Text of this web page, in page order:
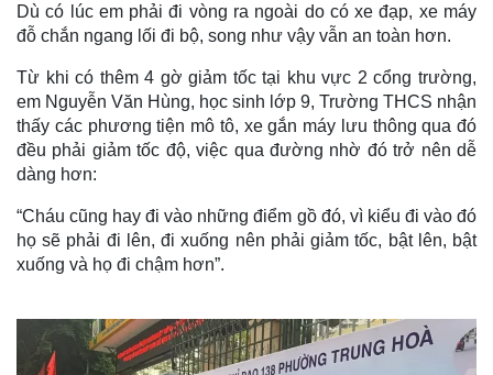
Dù có lúc em phải đi vòng ra ngoài do có xe đạp, xe máy
đỗ chắn ngang lối đi bộ, song như vậy vẫn an toàn hơn.
Từ khi có thêm 4 gờ giảm tốc tại khu vực 2 cổng trường,
em Nguyễn Văn Hùng, học sinh lớp 9, Trường THCS nhận
thấy các phương tiện mô tô, xe gắn máy lưu thông qua đó
đều phải giảm tốc độ, việc qua đường nhờ đó trở nên dễ
dàng hơn:
“Cháu cũng hay đi vào những điểm gồ đó, vì kiểu đi vào đó
họ sẽ phải đi lên, đi xuống nên phải giảm tốc, bật lên, bật
xuống và họ đi chậm hơn”.